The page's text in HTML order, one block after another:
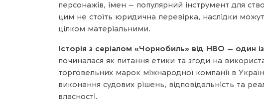
персонажів, імен – популярний інструмент для
цим не стоїть юридична перевірка, наслідки
цілком матеріальними.
Історія з серіалом «Чорнобиль» від HBO – один
починалася як питання етики та згоди на
торговельних марок міжнародної компанії в
виконання судових рішень, відповідальність та
власності.